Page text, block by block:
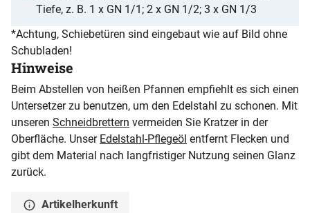
Tiefe, z. B. 1 x GN 1/1; 2 x GN 1/2; 3 x GN 1/3
*Achtung, Schiebetüren sind eingebaut wie auf Bild ohne
Schubladen!
Hinweise
Beim Abstellen von heißen Pfannen empfiehlt es sich einen
Untersetzer zu benutzen, um den Edelstahl zu schonen. Mit
unseren Schneidbrettern vermeiden Sie Kratzer in der
Oberfläche. Unser Edelstahl-Pflegeöl entfernt Flecken und
gibt dem Material nach langfristiger Nutzung seinen Glanz
zurück.
Artikelherkunft